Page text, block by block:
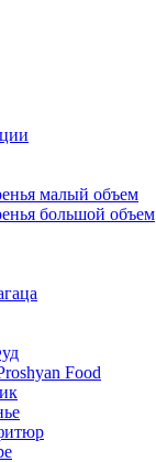
малый объем
большой объем
Food